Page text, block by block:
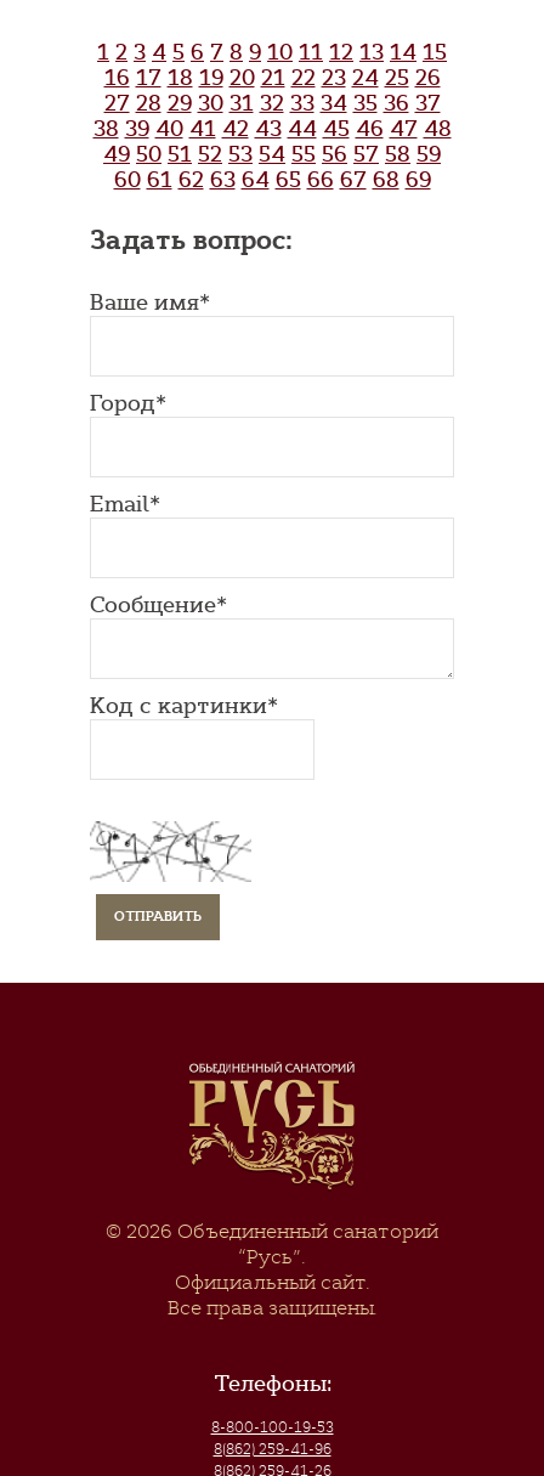
1 2 3 4 5 6 7 8 9 10 11 12 13 14 15
16 17 18 19 20 21 22 23 24 25 26
27 28 29 30 31 32 33 34 35 36 37
38 39 40 41 42 43 44 45 46 47 48
49 50 51 52 53 54 55 56 57 58 59
60 61 62 63 64 65 66 67 68 69
Задать вопрос:
Ваше имя*
Город*
Email*
Сообщение*
Код с картинки*
© 2026 Объединенный санаторий
“Русь”.
Официальный сайт.
Все права защищены.
Телефоны:
8-800-100-19-53
8(862) 259-41-96
8(862) 259-41-26